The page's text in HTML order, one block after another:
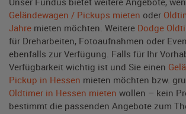
Geländewagen / Pickups mieten oder
Jahre mieten möchten. Weitere Dodge
für Dreharbeiten, Fotoaufnahmen oder
ebenfalls zur Verfügung. Falls für Ihr
Verfügbarkeit wichtig ist und Sie einen
Pickup in Hessen mieten möchten bzw.
Oldtimer in Hessen mieten wollen – kein
bestimmt die passenden Angebote zum